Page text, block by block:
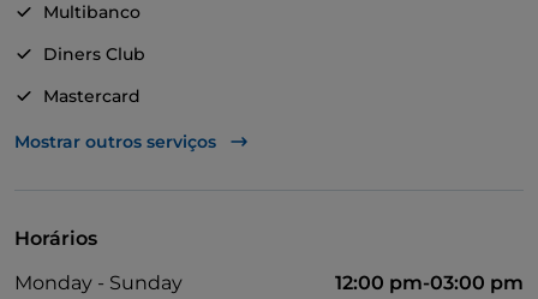
Multibanco
Diners Club
Mastercard
TheFork PAY
Mostrar outros serviços
Horários
Monday - Sunday
12:00 pm-03:00 pm